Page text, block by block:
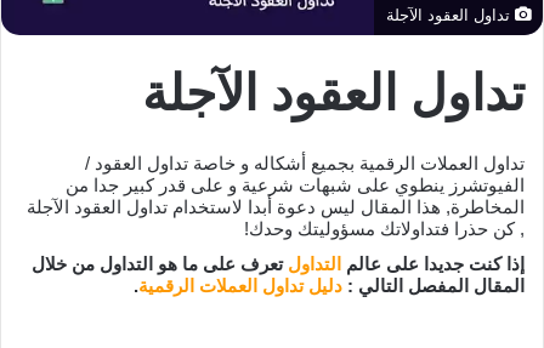
تداول العقود الآجلة
تداول العقود الآجلة
تداول العملات الرقمية بجميع أشكاله و خاصة تداول العقود /
الفيوتشرز ينطوي على شبهات شرعية و على قدر كبير جدا من
المخاطرة, هذا المقال ليس دعوة أبدا لاستخدام تداول العقود الآجلة
, كن حذرا فتداولاتك مسؤوليتك وحدك!
إذا كنت جديدا على عالم التداول تعرف على ما هو التداول من خلال
المقال المفصل التالي : دليل تداول العملات الرقمية.